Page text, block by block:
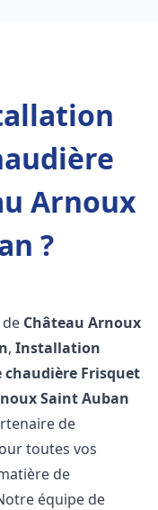
Arnoux
?
Château Arnoux
,Installation
chaudière Frisquet
Saint Auban
de
toutes vos
de
équipe de